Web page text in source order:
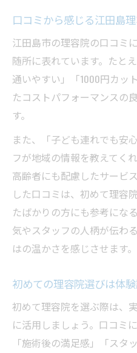
口コミから感じる江田島
江田島市の理容院の口コミ
随所に表れています。たと
通いやすい」「1000円カッ
たコストパフォーマンスの
す。
また、「子ども連れでも安
フが地域の情報を教えてく
高齢者にも配慮したサービ
した口コミは、初めて理容
たばかりの方にも参考にな
気やスタッフの人柄が伝わ
はの温かさを感じさせます。
初めての理容院選びは体
初めて理容院を選ぶ際は、
に活用しましょう。口コミ
「施術後の満足感」「スタ